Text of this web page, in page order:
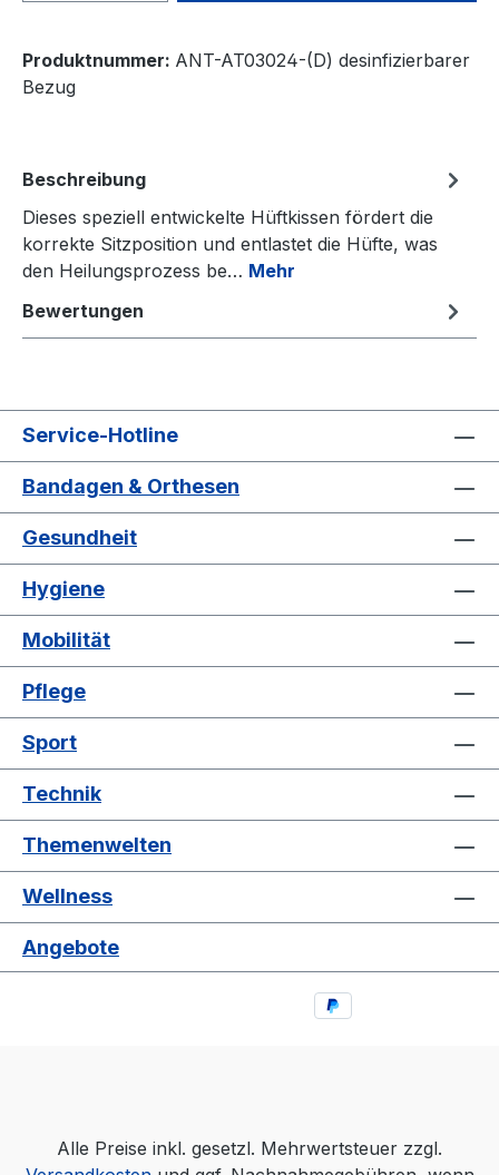
Produktnummer: ANT-AT03024-(D) desinfizierbarer
Bezug
Beschreibung
Dieses speziell entwickelte Hüftkissen fördert die
korrekte Sitzposition und entlastet die Hüfte, was
den Heilungsprozess be… Mehr
Bewertungen
Service-Hotline
Bandagen & Orthesen
Gesundheit
Hygiene
Mobilität
Pflege
Sport
Technik
Themenwelten
Wellness
Angebote
Alle Preise inkl. gesetzl. Mehrwertsteuer zzgl.